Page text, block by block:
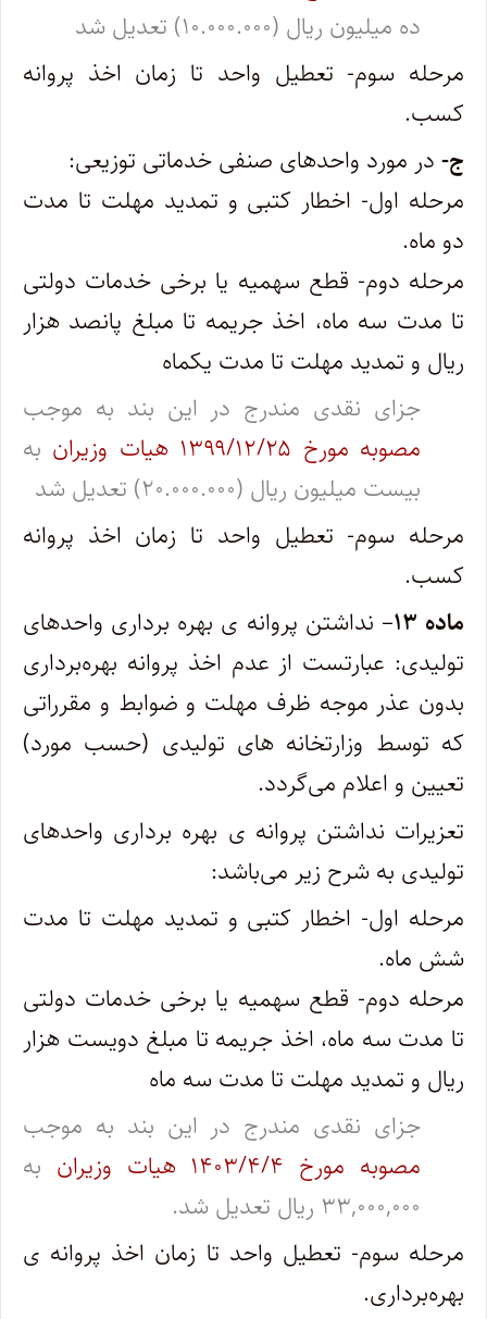
ده میلیون ریال (۱۰.۰۰۰.۰۰۰) تعدیل شد
مرحله سوم- تعطیل واحد تا زمان اخذ پروانه
کسب.
ج- در مورد واحدهای صنفی خدماتی توزیعی:
مرحله اول- اخطار کتبی و تمدید مهلت تا مدت
دو ماه.
مرحله دوم- قطع سهمیه یا برخی خدمات دولتی
تا مدت سه ماه، اخذ جریمه تا مبلغ پانصد هزار
ریال و تمدید مهلت تا مدت یکماه
جزای نقدی مندرج در این بند به موجب
مصوبه مورخ ۱۳۹۹/۱۲/۲۵ هیات وزیران
به
بیست میلیون ریال (۲۰.۰۰۰.۰۰۰) تعدیل شد
مرحله سوم- تعطیل واحد تا زمان اخذ پروانه
کسب.
ماده ۱۳
– نداشتن پروانه ‌ی بهره‌ برداری واحدهای
تولیدی: عبارتست از عدم اخذ پروانه بهره‌برداری
بدون عذر موجه ظرف مهلت و ضوابط و ‌مقرراتی
که توسط وزارتخانه ‌های تولیدی (حسب مورد)
تعیین و اعلام می‌گردد.
تعزیرات نداشتن پروانه ‌ی بهره‌ برداری واحدهای
تولیدی به شرح زیر می‌باشد:
مرحله اول- اخطار کتبی و تمدید مهلت تا مدت
شش ماه.
مرحله دوم- قطع سهمیه یا برخی خدمات دولتی
تا مدت سه ماه، اخذ جریمه تا مبلغ دویست هزار
ریال و تمدید مهلت تا مدت سه ماه
جزای نقدی مندرج در این بند به موجب
مصوبه مورخ ۱۴۰۳/۴/۴ هیات وزیران
به
۳۳,۰۰۰,۰۰۰ ریال تعدیل شد.
مرحله سوم- تعطیل واحد تا زمان اخذ پروانه ‌ی
بهره‌برداری.